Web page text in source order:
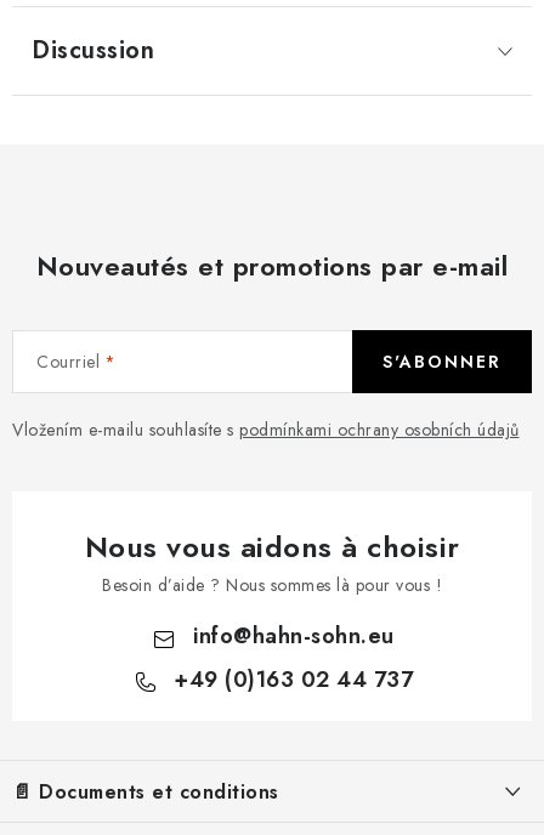
Discussion
Nouveautés et promotions par e-mail
Courriel
Vložením e-mailu souhlasíte s podmínkami ochrany osobních údajů
S'ABONNER
Nous vous aidons à choisir
Besoin d’aide ? Nous sommes là pour vous !
info@hahn-sohn.eu
+49 (0)163 02 44 737
📄 Documents et conditions